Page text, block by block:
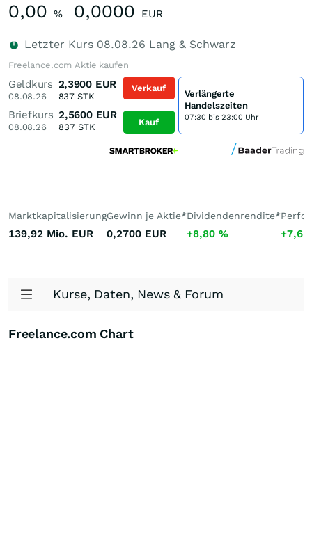
0,00 % 0,0000 EUR
Letzter Kurs 08.08.26 Lang & Schwarz
Freelance.com Aktie kaufen
Geldkurs
08.08.26
2,3900 EUR
837 STK
Briefkurs
08.08.26
2,5600 EUR
837STK
Verkauf
Kauf
Verlängerte
Handelszeiten
07:30 bis 23:00 Uhr
Marktkapitalisierung
139,92 Mio. EUR
Gewinn je Aktie*
0,2700 EUR
Dividendenrendite*
+8,80 % +7,61
Kurse, Daten, News & Forum
Freelance.com Chart